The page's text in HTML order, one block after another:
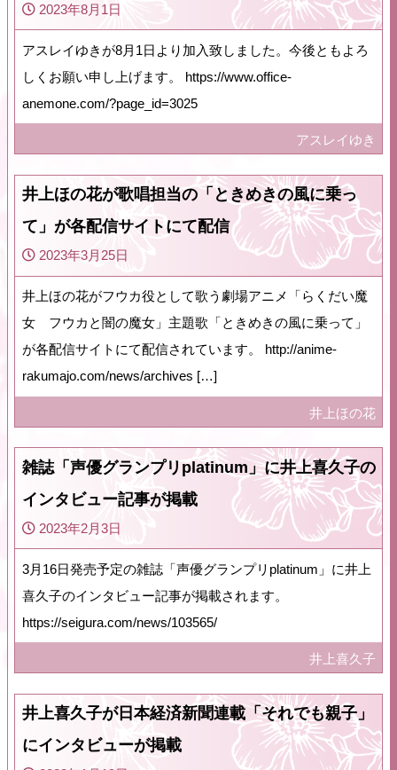
2023年8月1日
アスレイゆきが8月1日より加入致しました。今後ともよろ
しくお願い申し上げます。 https://www.office-
anemone.com/?page_id=3025
アスレイゆき
井上ほの花が歌唱担当の「ときめきの風に乗っ
て」が各配信サイトにて配信
2023年3月25日
井上ほの花がフウカ役として歌う劇場アニメ「らくだい魔
女 フウカと闇の魔女」主題歌「ときめきの風に乗って」
が各配信サイトにて配信されています。 http://anime-
rakumajo.com/news/archives […]
井上ほの花
雑誌「声優グランプリplatinum」に井上喜久子の
インタビュー記事が掲載
2023年2月3日
3月16日発売予定の雑誌「声優グランプリplatinum」に井上
喜久子のインタビュー記事が掲載されます。
https://seigura.com/news/103565/
井上喜久子
井上喜久子が日本経済新聞連載「それでも親子」
にインタビューが掲載